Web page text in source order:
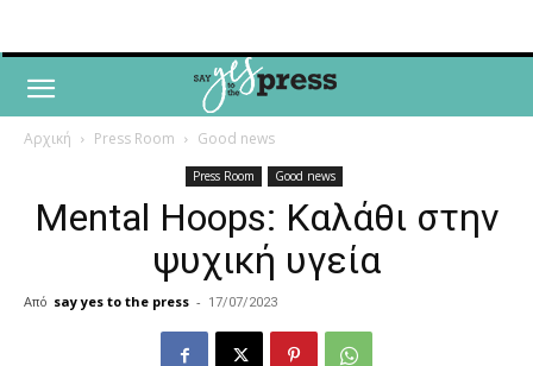
Αρχική Press Room Good news
Press Room Good news
Mental Hoops: Καλάθι στην
ψυχική υγεία
Από say yes to the press - 17/07/2023